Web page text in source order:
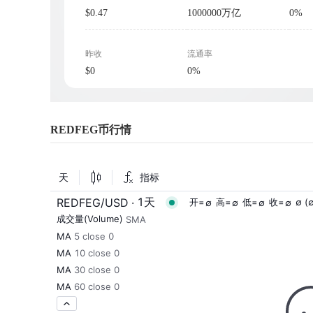
$0.47 1000000万亿 0%
昨收
$0
流通率
0%
REDFEG币行情